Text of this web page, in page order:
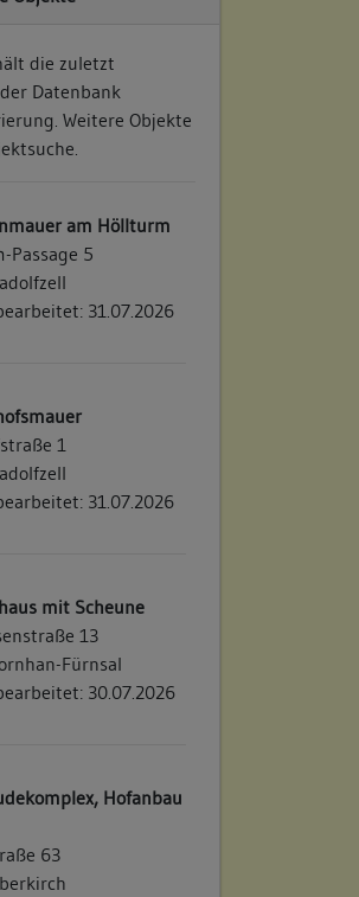
die zuletzt
Datenbank
Weitere Objekte
am Höllturm
Passage 5
31.07.2026
1
31.07.2026
mit Scheune
13
Fürnsal
30.07.2026
Hofanbau
63